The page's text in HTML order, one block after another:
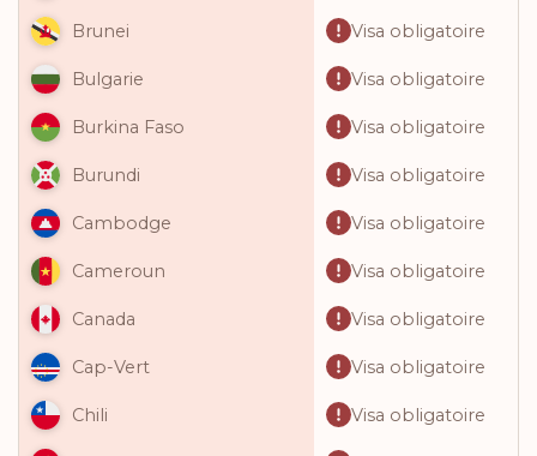
Brunei Visa obligatoire
Bulgarie Visa obligatoire
Burkina Faso Visa obligatoire
Burundi Visa obligatoire
Cambodge Visa obligatoire
Cameroun Visa obligatoire
Canada Visa obligatoire
Cap-Vert Visa obligatoire
Chili Visa obligatoire